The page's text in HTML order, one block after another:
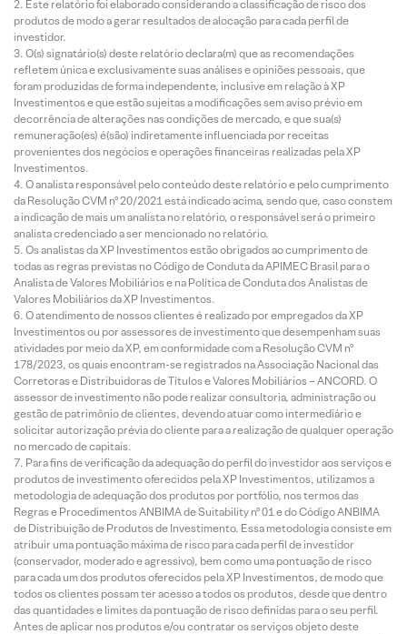
Este relatório foi elaborado considerando a classificação de risco dos
produtos de modo a gerar resultados de alocação para cada perfil de
investidor.
O(s) signatário(s) deste relatório declara(m) que as recomendações
refletem única e exclusivamente suas análises e opiniões pessoais, que
foram produzidas de forma independente, inclusive em relação à XP
Investimentos e que estão sujeitas a modificações sem aviso prévio em
decorrência de alterações nas condições de mercado, e que sua(s)
remuneração(es) é(são) indiretamente influenciada por receitas
provenientes dos negócios e operações financeiras realizadas pela XP
Investimentos.
O analista responsável pelo conteúdo deste relatório e pelo cumprimento
da Resolução CVM nº 20/2021 está indicado acima, sendo que, caso constem
a indicação de mais um analista no relatório, o responsável será o primeiro
analista credenciado a ser mencionado no relatório.
Os analistas da XP Investimentos estão obrigados ao cumprimento de
todas as regras previstas no Código de Conduta da APIMEC Brasil para o
Analista de Valores Mobiliários e na Política de Conduta dos Analistas de
Valores Mobiliários da XP Investimentos.
O atendimento de nossos clientes é realizado por empregados da XP
Investimentos ou por assessores de investimento que desempenham suas
atividades por meio da XP, em conformidade com a Resolução CVM nº
178/2023, os quais encontram-se registrados na Associação Nacional das
Corretoras e Distribuidoras de Títulos e Valores Mobiliários – ANCORD. O
assessor de investimento não pode realizar consultoria, administração ou
gestão de patrimônio de clientes, devendo atuar como intermediário e
solicitar autorização prévia do cliente para a realização de qualquer operação
no mercado de capitais.
Para fins de verificação da adequação do perfil do investidor aos serviços e
produtos de investimento oferecidos pela XP Investimentos, utilizamos a
metodologia de adequação dos produtos por portfólio, nos termos das
Regras e Procedimentos ANBIMA de Suitability nº 01 e do Código ANBIMA
de Distribuição de Produtos de Investimento. Essa metodologia consiste em
atribuir uma pontuação máxima de risco para cada perfil de investidor
(conservador, moderado e agressivo), bem como uma pontuação de risco
para cada um dos produtos oferecidos pela XP Investimentos, de modo que
todos os clientes possam ter acesso a todos os produtos, desde que dentro
das quantidades e limites da pontuação de risco definidas para o seu perfil.
Antes de aplicar nos produtos e/ou contratar os serviços objeto deste